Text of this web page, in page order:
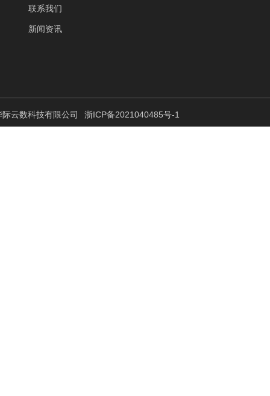
联系我们
新闻资讯
云数科技有限公司 浙ICP备2021040485号-1